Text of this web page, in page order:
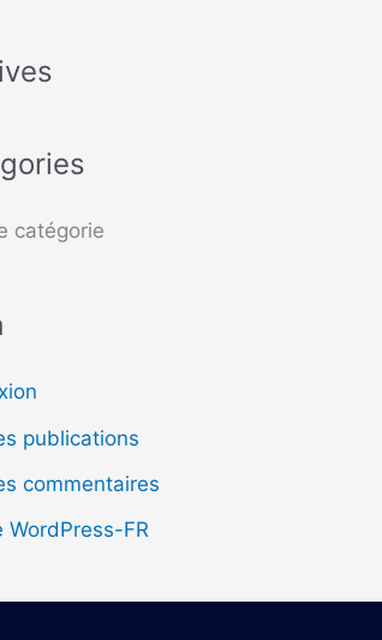
catégorie
publications
commentaires
WordPress-FR